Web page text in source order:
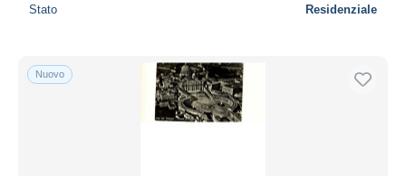
Stato Residenziale
Nuovo